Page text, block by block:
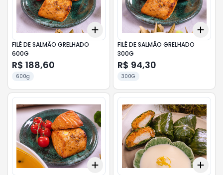
+10
Add
FILÉ DE SALMÃO GRELHADO
600G
R$ 188,60
600g
Add
FILÉ DE SALMÃO GRELHADO
300G
R$ 94,30
300G
+ 5 +
Add Add